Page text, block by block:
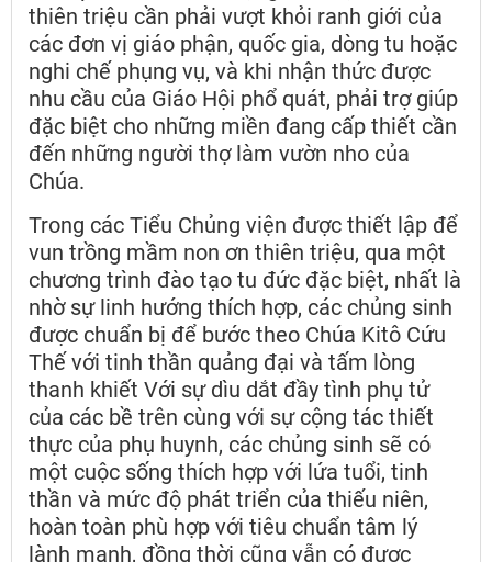
thiên triệu cần phải vượt khỏi ranh giới của
các đơn vị giáo phận, quốc gia, dòng tu hoặc
nghi chế phụng vụ, và khi nhận thức được
nhu cầu của Giáo Hội phổ quát, phải trợ giúp
đặc biệt cho những miền đang cấp thiết cần
đến những người thợ làm vườn nho của
Chúa.
Trong các Tiểu Chủng viện được thiết lập để
vun trồng mầm non ơn thiên triệu, qua một
chương trình đào tạo tu đức đặc biệt, nhất là
nhờ sự linh hướng thích hợp, các chủng sinh
được chuẩn bị để bước theo Chúa Kitô Cứu
Thế với tinh thần quảng đại và tấm lòng
thanh khiết Với sự dìu dắt đầy tình phụ tử
của các bề trên cùng với sự cộng tác thiết
thực của phụ huynh, các chủng sinh sẽ có
một cuộc sống thích hợp với lứa tuổi, tinh
thần và mức độ phát triển của thiếu niên,
hoàn toàn phù hợp với tiêu chuẩn tâm lý
lành mạnh, đồng thời cũng vẫn có được